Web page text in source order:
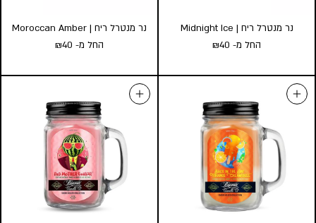
נר מנטרל ריח | Midnight Ice
החל מ-
₪40
נר מנטרל ריח | Midnight Ice
החל מ- ₪40
גודל:
s
l
הוסף לעגלה
נר מנטרל ריח | Moroccan Amber
החל מ-
₪40
נר מנטרל ריח | Moroccan
Amber
החל מ- ₪40
גודל:
s
l
הוסף לעגלה